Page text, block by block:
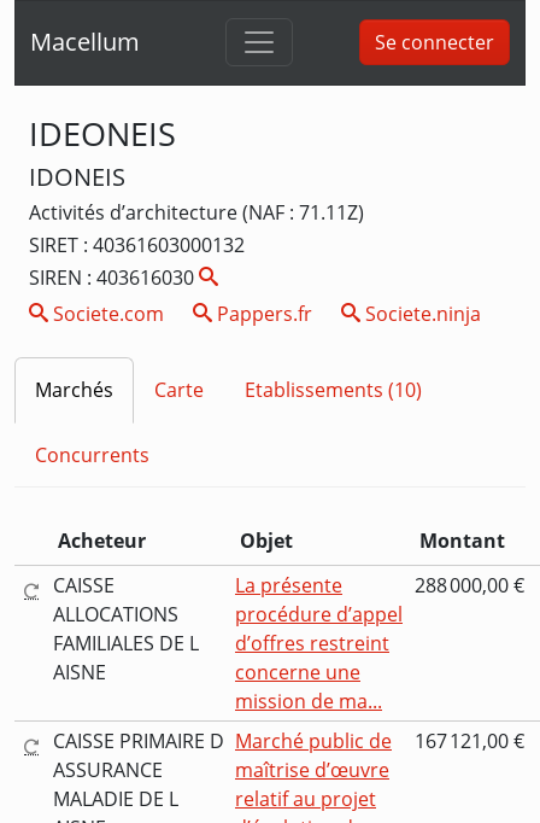
Macellum Se connecter
IDEONEIS
IDONEIS
Activités d’architecture (NAF : 71.11Z)
SIRET : 40361603000132
SIREN : 403616030
Societe.com
Pappers.fr Societe.ninja
Marchés Carte Etablissements (10)
Concurrents
Acheteur Objet
Montant
CAISSE
ALLOCATIONS
FAMILIALES DE L
AISNE
La présente
procédure d’appel
d’offres restreint
concerne une
mission de ma...
288 000,00 €
CAISSE PRIMAIRE D
ASSURANCE
MALADIE DE L
Marché public de
maîtrise d’œuvre
relatif au projet
167 121,00 €